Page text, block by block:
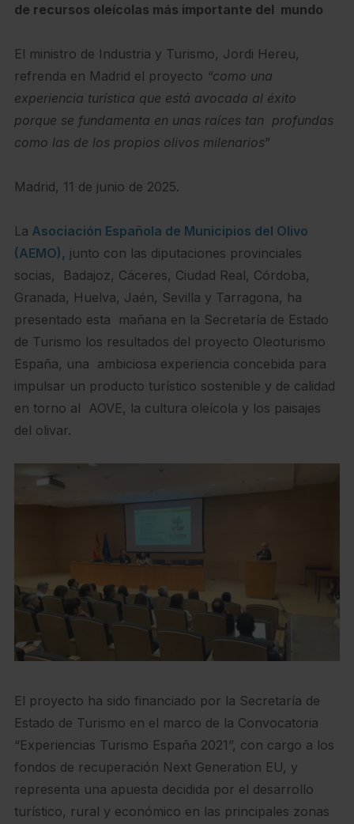
de recursos oleícolas más importante del mundo
El ministro de Industria y Turismo, Jordi Hereu,
refrenda en Madrid el proyecto “como una
experiencia turística que está avocada al éxito
porque se fundamenta en unas raíces tan profundas
como las de los propios olivos milenarios”
Madrid, 11 de junio de 2025.
La Asociación Española de Municipios del Olivo
(AEMO), junto con las diputaciones provinciales
socias, Badajoz, Cáceres, Ciudad Real, Córdoba,
Granada, Huelva, Jaén, Sevilla y Tarragona, ha
presentado esta mañana en la Secretaría de Estado
de Turismo los resultados del proyecto Oleoturismo
España, una ambiciosa experiencia concebida para
impulsar un producto turístico sostenible y de calidad
en torno al AOVE, la cultura oleícola y los paisajes
del olivar.
El proyecto ha sido financiado por la Secretaría de
Estado de Turismo en el marco de la Convocatoria
“Experiencias Turismo España 2021”, con cargo a los
fondos de recuperación Next Generation EU, y
representa una apuesta decidida por el desarrollo
turístico, rural y económico en las principales zonas